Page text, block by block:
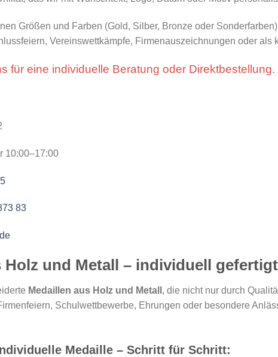
Größen und Farben (Gold, Silber, Bronze oder
Vereinswettkämpfe, Firmenauszeichnungen oder als
für eine individuelle Beratung oder Direktbestellung.
10:00–17:00
83
Holz und Metall – individuell
Medaillen aus Holz und Metall , die nicht nur durch
Schulwettbewerbe, Ehrungen oder besondere
Medaille – Schritt für Schritt: